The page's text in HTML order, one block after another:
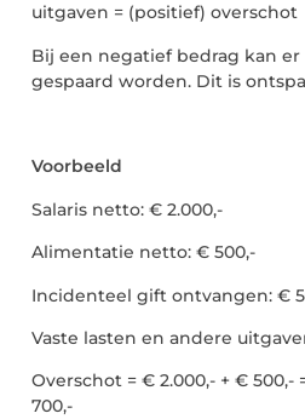
uitgaven = (positief) overschot
Bij een negatief bedrag kan
gespaard worden. Dit is
Voorbeeld
Salaris netto: € 2.000,-
Alimentatie netto: € 500,-
Incidenteel gift ontvangen: €
Vaste lasten en andere
Overschot = € 2.000,- + € 500,-
700,-